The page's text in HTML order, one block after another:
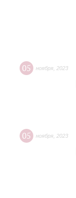
05 ноября 2023
05 ноября 2023